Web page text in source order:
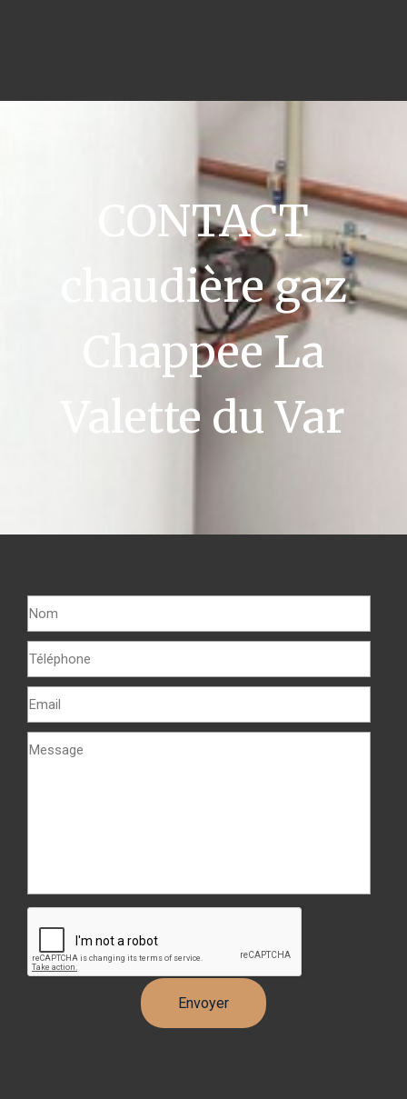
CONTACT
chaudière gaz
Chappee La
Valette du Var